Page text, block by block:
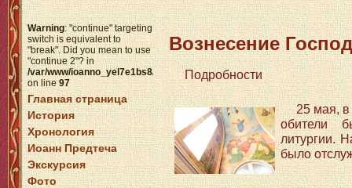
Warning: "continue" targeting
switch is equivalent to
"break". Did you mean to use
"continue 2"? in
/var/www/ioanno_yel7e1bs8/data/www/httpdocs/modules/mod_menu/
on line 97
Главная страница
История
Хронология
Иоанн Предтеча
Экскурсия
Фото
Вознесение
Подробности
25 мая, в
обители
литургии.
было